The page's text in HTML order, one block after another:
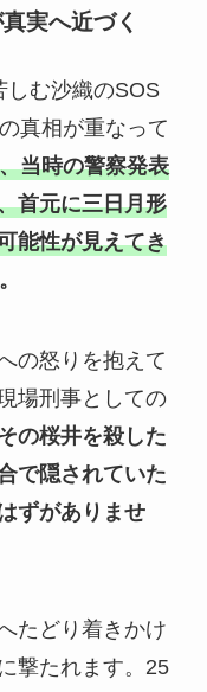
実へ近づく
しむ沙織のSOS
真相が重なって
当時の警察発表
首元に三日月形
能性が見えてき
の怒りを抱えて
場刑事としての
の桜井を殺した
で隠されていた
ずがありませ
たどり着きかけ
撃たれます。25